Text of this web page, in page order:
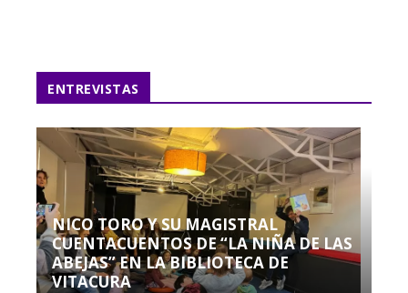
ENTREVISTAS
NICO TORO Y SU MAGISTRAL
CUENTACUENTOS DE “LA NIÑA DE LAS
ABEJAS” EN LA BIBLIOTECA DE
VITACURA